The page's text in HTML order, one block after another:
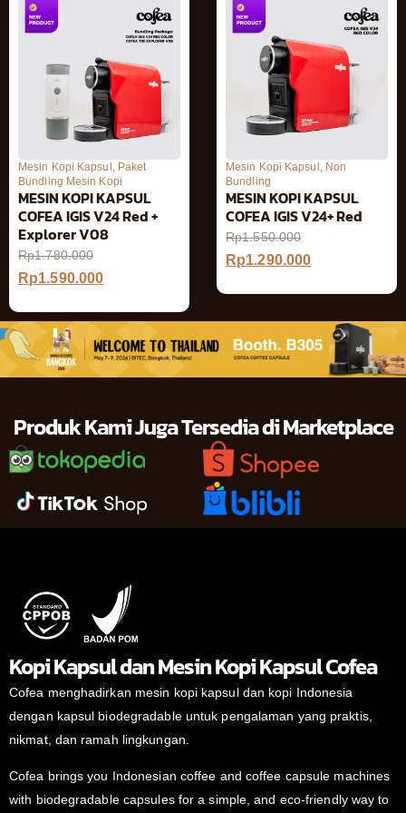
Mesin Kopi Kapsul , Paket
Bundling Mesin Kopi
MESIN KOPI KAPSUL
COFEA IGIS V24 Red +
Explorer V08
Rp1.780.000
Rp1.590.000
Mesin Kopi Kapsul , Non
Bundling
MESIN KOPI KAPSUL
COFEA IGIS V24+ Red
Rp1.550.000
Rp1.290.000
Produk Kami Juga Tersedia di Marketplace
Kopi Kapsul dan Mesin Kopi Kapsul Cofea
Cofea menghadirkan mesin kopi kapsul dan kopi Indonesia
dengan kapsul biodegradable untuk pengalaman yang praktis,
nikmat, dan ramah lingkungan.
Cofea brings you Indonesian coffee and coffee capsule machines
with biodegradable capsules for a simple, and eco-friendly way to